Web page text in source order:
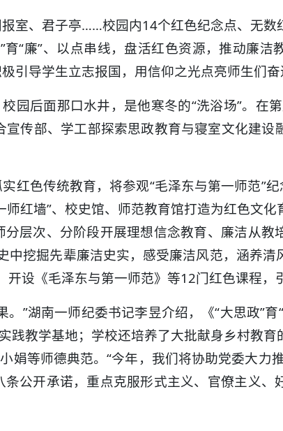
室、君子亭……校园内14个红色纪念点、无数
“廉”、以点串线，盘活红色资源，推动廉洁
引导学生立志报国，用信仰之光点亮师生们奋
园后面那口水井，是他寒冬的“洗浴场”。在
宣传部、学工部探索思政教育与寝室文化建设
红色传统教育，将参观“毛泽东与第一师范”纪
红墙”、校史馆、师范教育馆打造为红色文
层次、分阶段开展理想信念教育、廉洁从教
中挖掘先辈廉洁史实，感受廉洁风范，涵养
开设《毛泽东与第一师范》等12门红色课程，
”湖南一师纪委书记李昱介绍，《“大思政”
践教学基地；学校还培养了大批献身乡村教
娟等师德典范。“今年，我们将协助党委大力
公开承诺，重点克服形式主义、官僚主义、